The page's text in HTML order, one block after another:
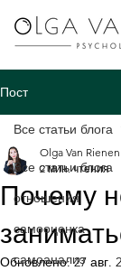
Пост
Все статьи блога
отношения
самооценка
самоанализ
Все статьи блога
Почему
Olga Van Rienen
2 мин. чтения
Обновлено:27 авг.